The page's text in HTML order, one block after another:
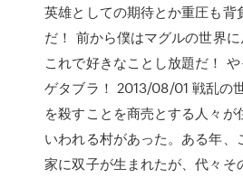
英雄としての期待とか重圧も背
だ！ 前から僕はマグルの世界に
これで好きなことし放題だ！
ゲタブラ！ 2013/08/01 戦乱の
を殺すことを商売とする人々が
いわれる村があった。ある年、
家に双子が生まれたが、代々そ